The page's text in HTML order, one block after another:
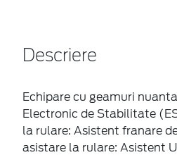
Descriere
Echipare cu geamuri
Electronic de Stabilitate
la rulare: Asistent franare
asistare la rulare: Asistent